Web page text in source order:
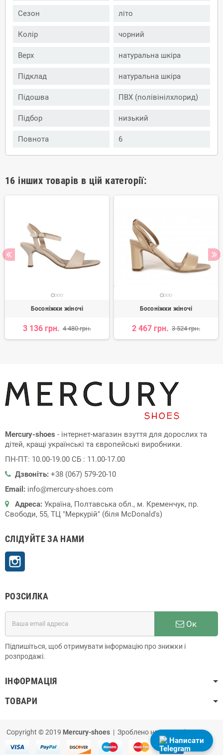
Сезон літо
Колір чорний
Верх натуральна шкіра
Підклад натуральна шкіра
Підошва ПВХ (полівінілхлорид)
Підбор низький
Повнота 6
16 інших товарів в цій категорії:
Босоніжки жіночі
3 136 грн. 4 480 грн.
Босоніжки жіночі
2 467 грн. 3 524 грн.
Mercury-shoes - інтернет-магазин взуття для дорослих та
дітей, кращі українські та європейські виробники.
ПН-ПТ: 10.00-19.00 СБ : 11.00-17.00
Дзвоніть: +38 (067) 579-20-10
Email: info@mercury-shoes.com
Адреса: Україна, Полтавська обл., м. Кременчук, пр.
Свободи, 55, ТЦ "Меркурій" (біля McDonald's)
СЛІДУЙТЕ ЗА НАМИ
РОЗСИЛКА
Ок
Підпишіться, щоб отримувати інформацію про знижки і
розпродажі.
ІНФОРМАЦІЯ
ТОВАРИ
Copyright © 2019 Mercury-shoes | Зроблено наPrestaShop
Написати